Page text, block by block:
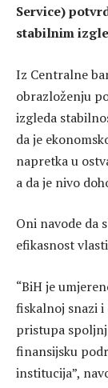
Service)
stabilnim
Iz Centralne
obrazloženju
izgleda
da je
napretka u
a da je nivo
Oni navode da
efikasnost
“BiH je
fiskalnoj snazi i
pristupa
finansijsku
institucija”,